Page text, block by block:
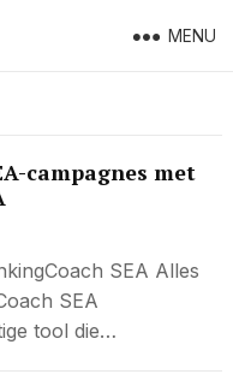
MENU
campagnes met
SEA Alles
SEA
tool die…